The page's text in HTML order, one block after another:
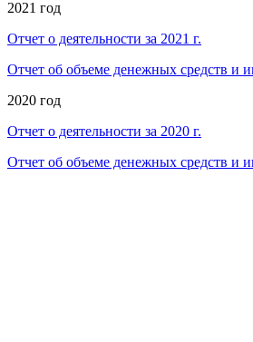
2021 год
Отчет о деятельности за 2021 г.
Отчет об объеме денежных средств и
2020 год
Отчет о деятельности за 2020 г.
Отчет об объеме денежных средств и